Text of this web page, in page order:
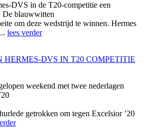
DVS in de T20-competitie een
De blauwwitten
om deze wedstrijd te winnen. Hermes
lees verder
HERMES-DVS IN T20 COMPETITIE
weekend met twee nederlagen
getrokken om tegen Excelsior ’20